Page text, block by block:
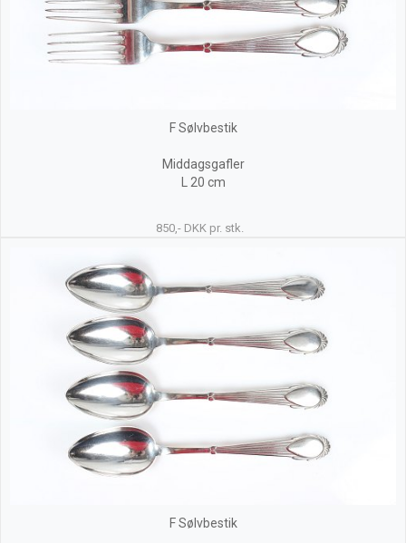
F Sølvbestik
Middagsgafler
L 20 cm
850,- DKK pr. stk.
F Sølvbestik